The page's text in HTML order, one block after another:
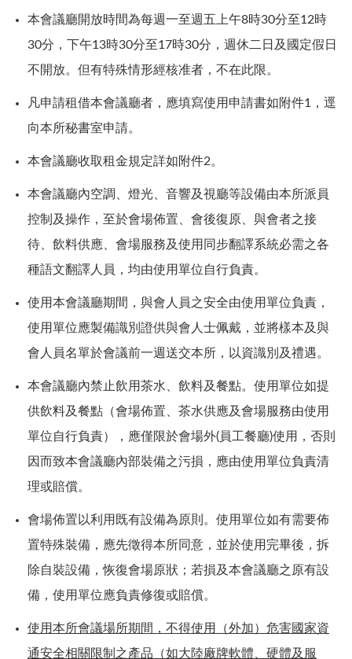
本會議廳開放時間為每週一至週五上午8時30分至12時
30分，下午13時30分至17時30分，週休二日及國定假日
不開放。但有特殊情形經核准者，不在此限。
凡申請租借本會議廳者，應填寫使用申請書如附件1，逕
向本所秘書室申請。
本會議廳收取租金規定詳如附件2。
本會議廳內空調、燈光、音響及視廳等設備由本所派員
控制及操作，至於會場佈置、會後復原、與會者之接
待、飲料供應、會場服務及使用同步翻譯系統必需之各
種語文翻譯人員，均由使用單位自行負責。
使用本會議廳期間，與會人員之安全由使用單位負責，
使用單位應製備識別證供與會人士佩戴，並將樣本及與
會人員名單於會議前一週送交本所，以資識別及禮遇。
本會議廳內禁止飲用茶水、飲料及餐點。使用單位如提
供飲料及餐點（會場佈置、茶水供應及會場服務由使用
單位自行負責），應僅限於會場外(員工餐廳)使用，否則
因而致本會議廳內部裝備之污損，應由使用單位負責清
理或賠償。
會場佈置以利用既有設備為原則。使用單位如有需要佈
置特殊裝備，應先徵得本所同意，並於使用完畢後，拆
除自裝設備，恢復會場原狀；若損及本會議廳之原有設
備，使用單位應負責修復或賠償。
使用本所會議場所期間，不得使用（外加）危害國家資
通安全相關限制之產品（如大陸廠牌軟體、硬體及服